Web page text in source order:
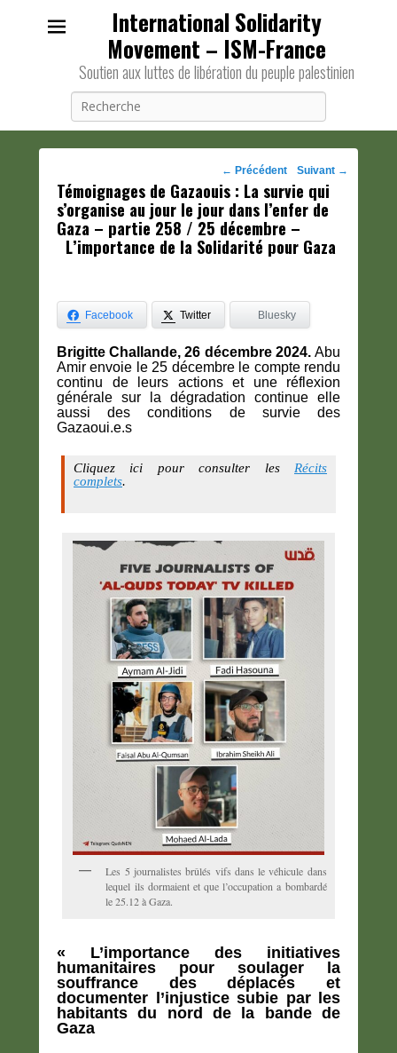
International Solidarity
Movement – ISM-France
Soutien aux luttes de libération du peuple palestinien
Navigation
des
posts
← Précédent Suivant →
Témoignages de Gazaouis : La survie qui
s’organise au jour le jour dans l’enfer de
Gaza – partie 258 / 25 décembre –
L’importance de la Solidarité pour Gaza
Facebook Twitter Bluesky
Brigitte Challande, 26 décembre 2024. Abu
Amir envoie le 25 décembre le compte rendu
continu de leurs actions et une réflexion
générale sur la dégradation continue elle
aussi des conditions de survie des
Gazaoui.e.s
Cliquez ici pour consulter les Récits
complets.
Les 5 journalistes brûlés vifs dans le véhicule dans
lequel ils dormaient et que l’occupation a bombardé
le 25.12 à Gaza.
« L’importance des initiatives
humanitaires pour soulager la
souffrance des déplacés et
documenter l’injustice subie par les
habitants du nord de la bande de
Gaza